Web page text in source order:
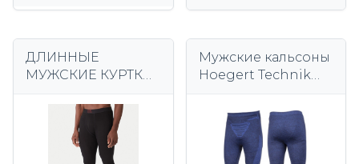
ДЛИННЫЕ
МУЖСКИЕ КУРТКИ
ХЛОПОК L 6FA
Мужские кальсоны
Hoegert Technik